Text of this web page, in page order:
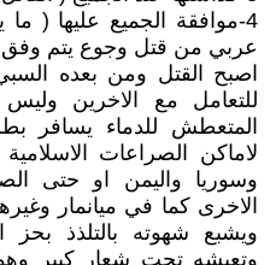
4-موافقة الجميع عليها (
عربي من قتل وجوع يتم وفق
اصبح القتل ومن بعده
للتعامل مع الاخرين
المتعطش للدماء يسافر
لاماكن الصراعات
وسوريا واليمن او حتى
الاخرى كما في ميانمار
ويشبع شهوته بالتلذذ
وتعيشه تحت شعار كبير